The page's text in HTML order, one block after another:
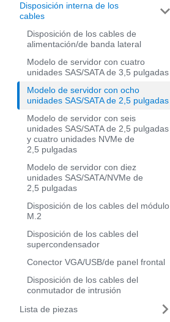
Disposición interna de los
cables
Disposición de los cables de
alimentación/de banda lateral
Modelo de servidor con cuatro
unidades SAS/SATA de 3,5 pulgadas
Modelo de servidor con ocho
unidades SAS/SATA de 2,5 pulgadas
Modelo de servidor con seis
unidades SAS/SATA de 2,5 pulgadas
y cuatro unidades NVMe de
2,5 pulgadas
Modelo de servidor con diez
unidades SAS/SATA/NVMe de
2,5 pulgadas
Disposición de los cables del módulo
M.2
Disposición de los cables del
supercondensador
Conector VGA/USB/de panel frontal
Disposición de los cables del
conmutador de intrusión
Lista de piezas